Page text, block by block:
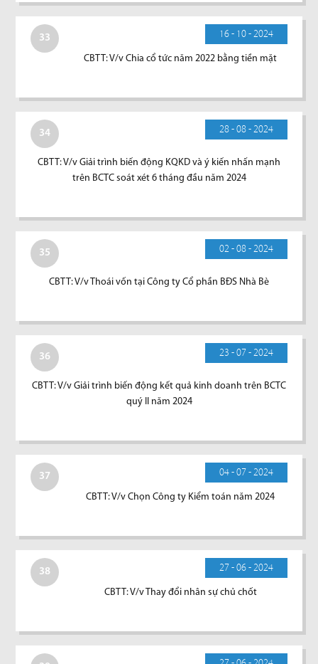
33 16 - 10 - 2024
CBTT: V/v Chia cổ tức năm 2022 bằng tiền mặt
34 28 - 08 - 2024
CBTT: V/v Giải trình biến động KQKD và ý kiến nhấn mạnh
trên BCTC soát xét 6 tháng đầu năm 2024
35 02 - 08 - 2024
CBTT: V/v Thoái vốn tại Công ty Cổ phần BĐS Nhà Bè
36 23 - 07 - 2024
CBTT: V/v Giải trình biến động kết quả kinh doanh trên BCTC
quý II năm 2024
37 04 - 07 - 2024
CBTT: V/v Chọn Công ty Kiểm toán năm 2024
38 27 - 06 - 2024
CBTT: V/v Thay đổi nhân sự chủ chốt